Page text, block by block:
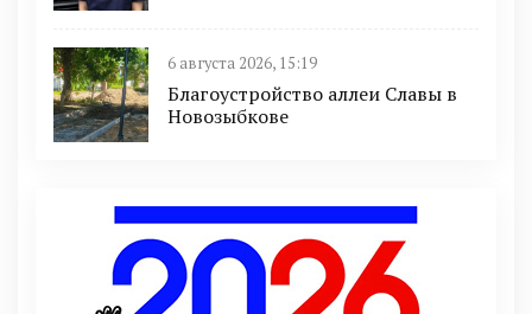
6 августа 2026, 15:19
Благоустройство аллеи Славы в
Новозыбкове